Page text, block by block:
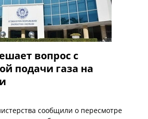
вопрос с
подачи газа на
сообщили о пересмотре